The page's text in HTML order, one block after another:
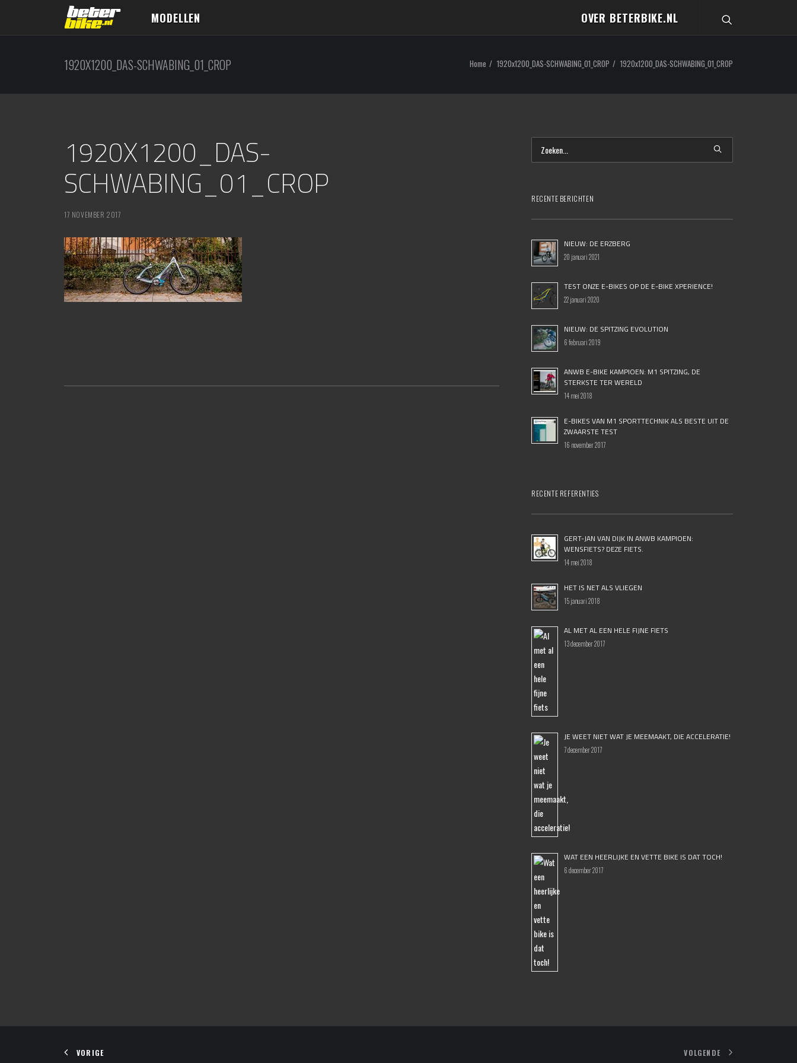
MODELLEN OVER BETERBIKE.NL
1920X1200_DAS-SCHWABING_01_CROP Home 1920x1200_DAS-SCHWABING_01_CROP 1920x1200_DAS-SCHWABING_01_CROP
1920X1200_DAS-
SCHWABING_01_CROP
17 NOVEMBER 2017
RECENTE BERICHTEN
NIEUW: DE ERZBERG
20 januari 2021
TEST ONZE E-BIKES OP DE E-BIKE XPERIENCE!
22 januari 2020
NIEUW: DE SPITZING EVOLUTION
6 februari 2019
ANWB E-BIKE KAMPIOEN: M1 SPITZING, DE
STERKSTE TER WERELD
14 mei 2018
E-BIKES VAN M1 SPORTTECHNIK ALS BESTE UIT DE
ZWAARSTE TEST
16 november 2017
RECENTE REFERENTIES
GERT-JAN VAN DIJK IN ANWB KAMPIOEN:
WENSFIETS? DEZE FIETS.
14 mei 2018
HET IS NET ALS VLIEGEN
15 januari 2018
AL MET AL EEN HELE FIJNE FIETS
13 december 2017
JE WEET NIET WAT JE MEEMAAKT, DIE ACCELERATIE!
7 december 2017
WAT EEN HEERLIJKE EN VETTE BIKE IS DAT TOCH!
6 december 2017
VORIGE VOLGENDE